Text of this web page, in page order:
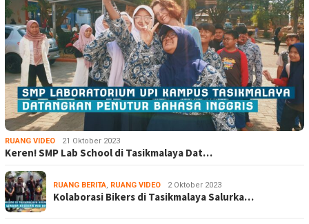
RUANG VIDEO 21 Oktober 2023
Keren! SMP Lab School di Tasikmalaya Dat…
RUANG BERITA, RUANG VIDEO 2 Oktober 2023
Kolaborasi Bikers di Tasikmalaya Salurka…